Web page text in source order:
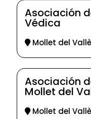
Asociación
Védica
Mollet del
Asociación
Mollet del
Mollet del